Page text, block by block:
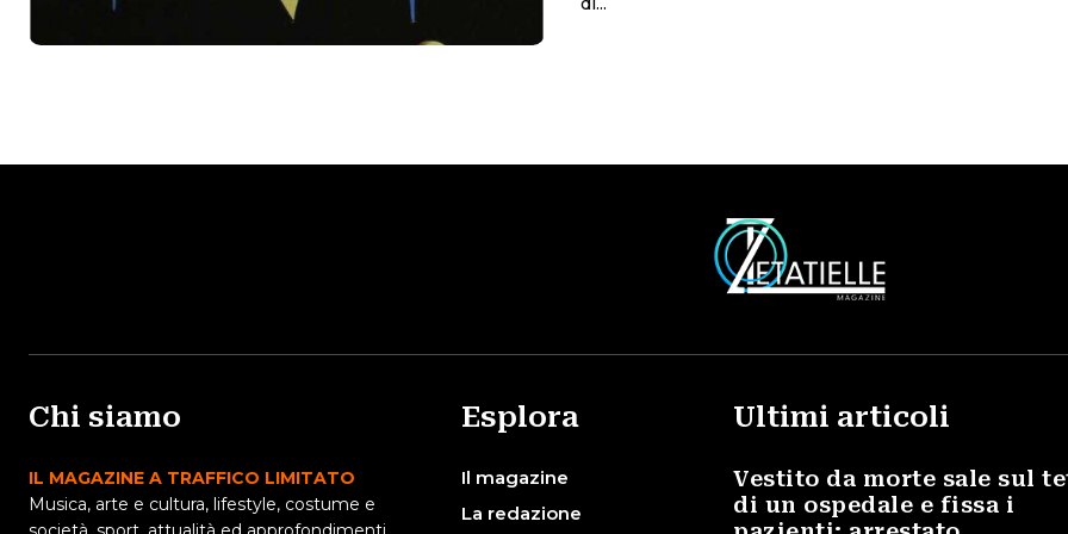
Chi siamo
IL MAGAZINE A TRAFFICO LIMITATO
Musica, arte e cultura, lifestyle, costume e
Esplora
Il magazine
La redazione
Ultimi articoli
Vestito da morte sale sul
di un ospedale e fissa i